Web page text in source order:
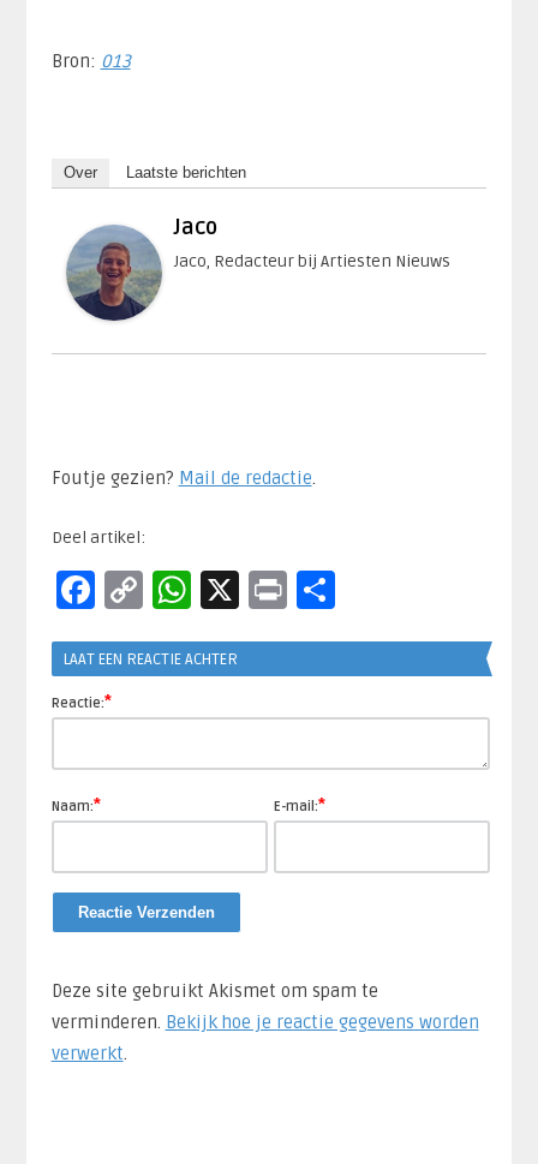
Bron: 013
Over Laatste berichten
Jaco
Jaco, Redacteur bij Artiesten Nieuws
Foutje gezien? Mail de redactie
Deel artikel:
Facebook
CopyWhatsApp
X PrintDelen
LAAT EEN REACTIE ACHTER
Reactie:*
Naam:* E-mail:*
Deze site gebruikt Akismet om spam te
verminderen. Bekijk hoe je reactie gegevens worden
verwerkt